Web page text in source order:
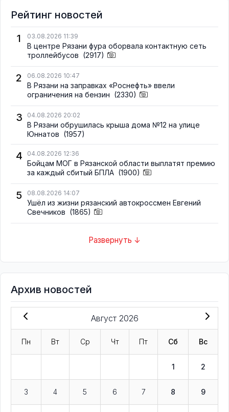
Рейтинг новостей
1
03.08.2026 11:39
В центре Рязани фура оборвала контактную сеть
троллейбусов (2917)
2 06.08.2026 10:47
В Рязани на заправках «Роснефть» ввели
ограничения на бензин (2330)
3 04.08.2026 20:02
В Рязани обрушилась крыша дома №12 на улице
Юннатов (1957)
4 04.08.2026 12:36
Бойцам МОГ в Рязанской области выплатят премию
за каждый сбитый БПЛА (1900)
5 08.08.2026 14:07
Ушёл из жизни рязанский автокроссмен Евгений
Свечников (1865)
Развернуть ↓
Архив новостей
Август 2026
Пн Вт Ср Чт Пт Сб Вс
1 2
3 4 5 6 7 8 9